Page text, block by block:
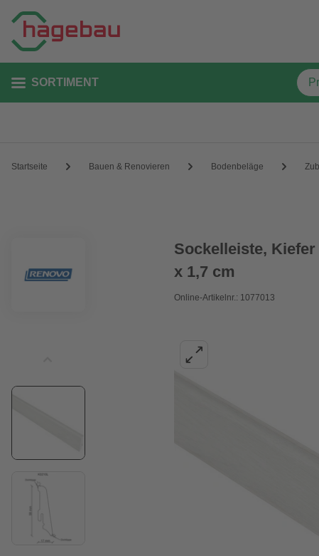
SORTIMENT
Startseite Bauen & Renovieren Bodenbeläge
Sockelleiste, Kiefer
x 1,7 cm
Online-Artikelnr.: 1077013